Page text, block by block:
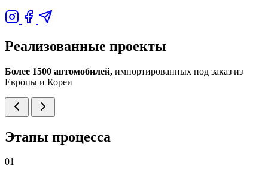
Реализованные проекты
Более 1500 автомобилей, импортированных под заказ из
Европы и Кореи
Этапы процесса
01